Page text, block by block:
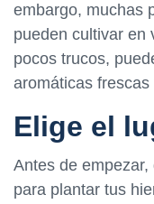
embargo, muchas
pueden cultivar en
pocos trucos,
aromáticas frescas
Elige el
Antes de
para plantar tus